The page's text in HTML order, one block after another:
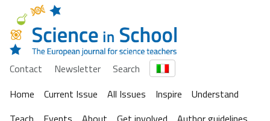
Contact Newsletter
Search
Home
Current Issue All Issues Inspire
Understand